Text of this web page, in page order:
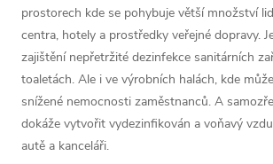
prostorech kde se pohybuje větší množství
centra, hotely a prostředky veřejné dopravy.
zajištění nepřetržité dezinfekce sanitárních
toaletách. Ale i ve výrobních halách, kde
snížené nemocnosti zaměstnanců. A
dokáže vytvořit vydezinfikován a voňavý
autě a kanceláři.